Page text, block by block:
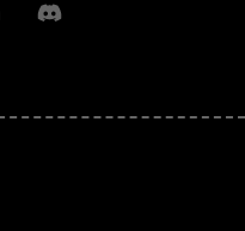
Discord